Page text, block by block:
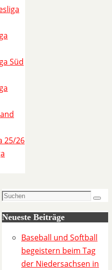
Süd
25/26
Suchen
Neueste Beiträge
Baseball und Softball
begeistern beim Tag
der Niedersachsen in